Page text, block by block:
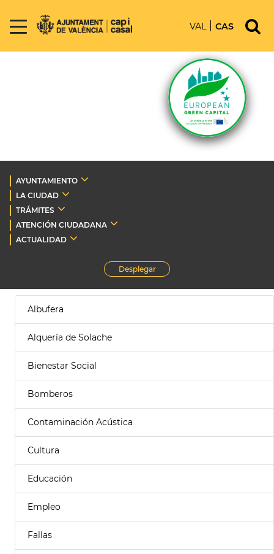
VAL CAS
AYUNTAMIENTO
LA CIUDAD
TRÁMITES
ATENCIÓN CIUDADANA
ACTUALIDAD
Desplegar
Albufera
Alquería de Solache
Bienestar Social
Bomberos
Contaminación Acústica
Cultura
Educación
Empleo
Fallas